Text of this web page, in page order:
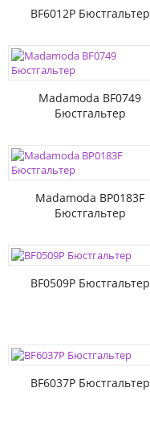
BF6012P Бюстгальтер
Madamoda BF0749
Бюстгальтер
Madamoda BP0183F
Бюстгальтер
BF0509P Бюстгальтер
BF6037P Бюстгальтер